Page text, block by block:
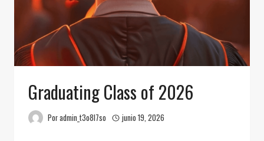
Graduating Class of 2026
Poradmin_t3o8l7so junio 19, 2026